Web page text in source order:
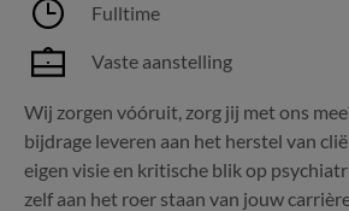
Fulltime
Vaste aanstelling
Wij zorgen vóóruit, zorg jij met ons
bijdrage leveren aan het herstel van
eigen visie en kritische blik op
zelf aan het roer staan van jouw